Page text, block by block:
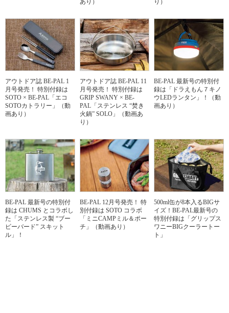
あり）
り）
アウトドア誌 BE-PAL 1
月号発売！ 特別付録は
SOTO × BE-PAL「エコ
SOTOカトラリー」（動
画あり）
アウトドア誌 BE-PAL 11
月号発売！ 特別付録は
GRIP SWANY × BE-
PAL「ステンレス “焚き
火鍋” SOLO」（動画あ
り）
BE-PAL 最新号の特別付
録は「ドラえもん７キノ
ウLEDランタン」！（動
画あり）
BE-PAL 最新号の特別付
録は CHUMS とコラボし
た「ステンレス製 “ブー
ビーバード” スキット
ル」！
BE-PAL 12月号発売！ 特
別付録は SOTO コラボ
「ミニCAMPミル＆ポー
チ」（動画あり）
500ml缶が8本入るBIGサ
イズ！BE-PAL最新号の
特別付録は「グリップス
ワニーBIGクーラートー
ト」